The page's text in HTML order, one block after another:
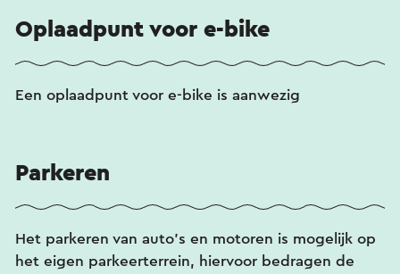
Oplaadpunt voor e-bike
Een oplaadpunt voor e-bike is aanwezig
Parkeren
Het parkeren van auto's en motoren is mogelijk op
het eigen parkeerterrein, hiervoor bedragen de